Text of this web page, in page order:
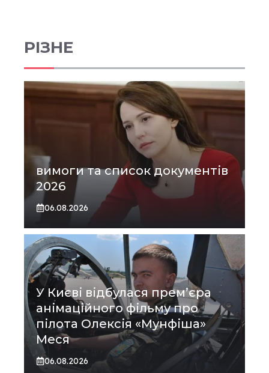
РІЗНЕ
вимоги та список документів
2026
06.08.2026
У Києві відбулася прем’єра
анімаційного фільму про
пілота Олексія «Мунфіша»
Меся
06.08.2026